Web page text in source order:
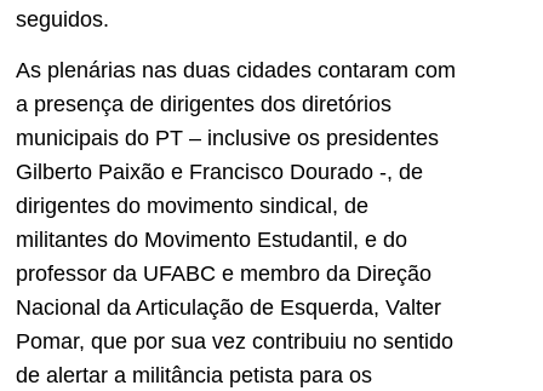
seguidos.
As plenárias nas duas cidades contaram com
a presença de dirigentes dos diretórios
municipais do PT – inclusive os presidentes
Gilberto Paixão e Francisco Dourado -, de
dirigentes do movimento sindical, de
militantes do Movimento Estudantil, e do
professor da UFABC e membro da Direção
Nacional da Articulação de Esquerda, Valter
Pomar, que por sua vez contribuiu no sentido
de alertar a militância petista para os